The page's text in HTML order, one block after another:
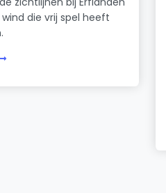
die vrij spel heeft